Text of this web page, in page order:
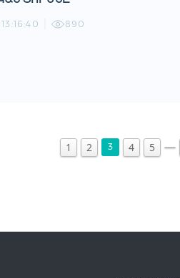
890
1 2 3 4 5